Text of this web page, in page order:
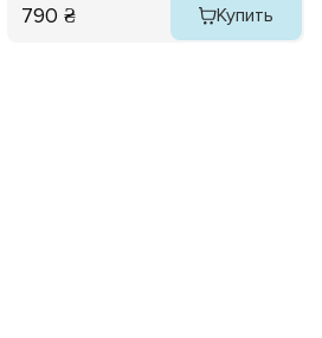
790 ₴ Купить